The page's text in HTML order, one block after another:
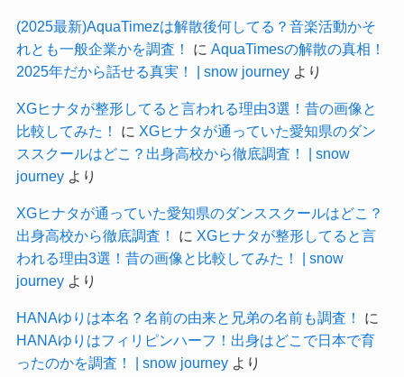
(2025最新)AquaTimezは解散後何してる？音楽活動かそ
れとも一般企業かを調査！
に AquaTimesの解散の真相！
2025年だから話せる真実！ | snow journeyより
XGヒナタが整形してると言われる理由3選！昔の画像と
比較してみた！
に XGヒナタが通っていた愛知県のダン
ススクールはどこ？出身高校から徹底調査！ | snow
journeyより
XGヒナタが通っていた愛知県のダンススクールはどこ？
出身高校から徹底調査！
に XGヒナタが整形してると言
われる理由3選！昔の画像と比較してみた！ | snow
journeyより
HANAゆりは本名？名前の由来と兄弟の名前も調査！
に
HANAゆりはフィリピンハーフ！出身はどこで日本で育
ったのかを調査！ | snow journeyより